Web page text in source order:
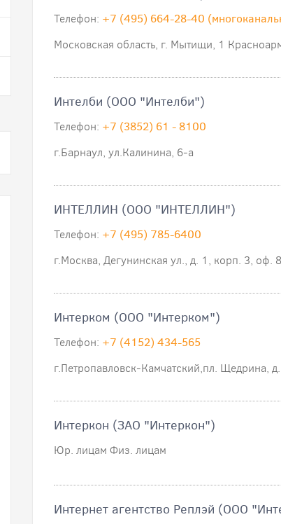
Телефон: +7 (495) 664-28-40
Московская область, г. Мытищи, 1
Интелби (ООО "Интелби")
Телефон: +7 (3852) 61 - 8100
г.Барнаул, ул.Калинина, 6-а
ИНТЕЛЛИН (ООО "ИНТЕЛЛИН")
Телефон: +7 (495) 785-6400
г.Москва, Дегунинская ул., д. 1, корп. 3, оф.
Интерком (ООО "Интерком")
Телефон: +7 (4152) 434-565
г.Петропавловск-Камчатский,пл. Щедрина,
Интеркон (ЗАО "Интеркон")
Юр. лицам Физ. лицам
Интернет агентство Реплэй (ООО